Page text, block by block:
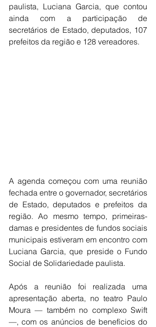
paulista, Luciana Garcia, que contou
ainda com a participação de
secretários de Estado, deputados, 107
prefeitos da região e 128 vereadores.
A agenda começou com uma reunião
fechada entre o governador, secretários
de Estado, deputados e prefeitos da
região. Ao mesmo tempo, primeiras-
damas e presidentes de fundos sociais
municipais estiveram em encontro com
Luciana Garcia, que preside o Fundo
Social de Solidariedade paulista.
Após a reunião foi realizada uma
apresentação aberta, no teatro Paulo
Moura — também no complexo Swift
—, com os anúncios de benefícios do